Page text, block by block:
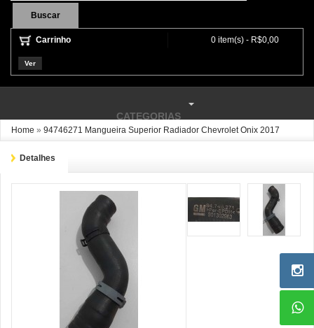
Buscar
Carrinho 0 item(s) - R$0,00
Ver
CATEGORIAS
Home » 94746271 Mangueira Superior Radiador Chevrolet Onix 2017
Detalhes